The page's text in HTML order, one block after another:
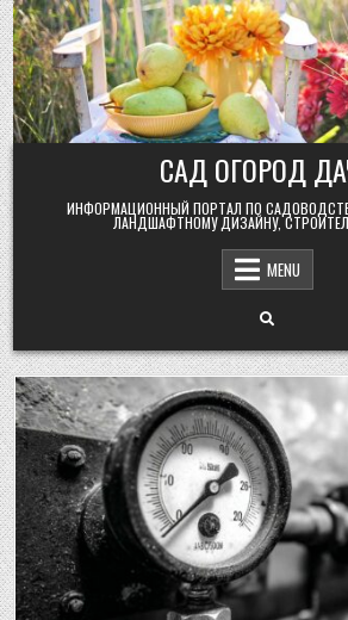
Skip
to
content
САД ОГОРОД
ИНФОРМАЦИОННЫЙ ПОРТАЛ ПО
ЛАНДШАФТНОМУ ДИЗАЙНУ,
MENU